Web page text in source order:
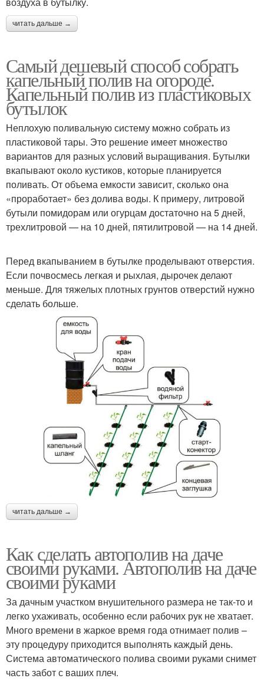
читать дальше →
Самый дешевый способ собрать
капельный полив на огороде.
Капельный полив из пластиковых
бутылок
Неплохую поливальную систему можно собрать из
пластиковой тары. Это решение имеет множество
вариантов для разных условий выращивания. Бутылки
вкапывают около кустиков, которые планируется
поливать. От объема емкости зависит, сколько она
«проработает» без долива воды. К примеру, литровой
бутыли помидорам или огурцам достаточно на 5 дней,
трехлитровой — на 10 дней, пятилитровой — на 14 дней.
Перед вкапыванием в бутылке проделывают отверстия.
Если почвосмесь легкая и рыхлая, дырочек делают
меньше. Для тяжелых плотных грунтов отверстий нужно
сделать больше.
читать дальше →
Как сделать автополив на даче
своими руками. Автополив на даче
своими руками
За дачным участком внушительного размера не так-то и
легко ухаживать, особенно если рабочих рук не хватает.
Много времени в жаркое время года отнимает полив –
эту процедуру приходится выполнять каждый день.
Система автоматического полива своими руками снимет
часть забот с ваших плеч.